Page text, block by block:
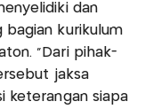
dan
bagian kurikulum
"Dari pihak-
jaksa
keterangan siapa